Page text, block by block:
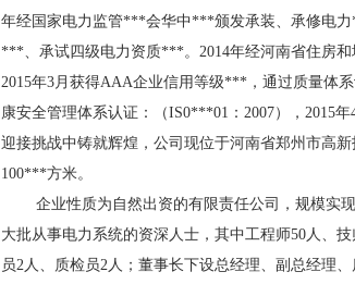
年经国家电力监管***会华中***颁发承装、承修电
***、承试四级电力资质***。2014年经河南省住房
2015年3月获得AAA企业信用等级***，通过质量体
康安全管理体系认证：（IS0***01：2007），2015
迎接挑战中铸就辉煌， 公司现位于河南省郑州市高
100***方米。
企业性质为自然出资的有限责任公司， 规模实
大批从事电力系统的资深人士，其中工程师50人、技
员2人、质检员2人 ； 董事长下设总经理、副总经理